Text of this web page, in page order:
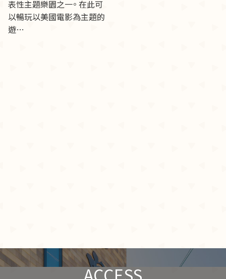
表性主題樂園之一。 在此可
以暢玩以美國電影為主題的
遊…